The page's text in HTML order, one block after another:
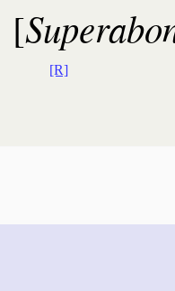
[
[R]